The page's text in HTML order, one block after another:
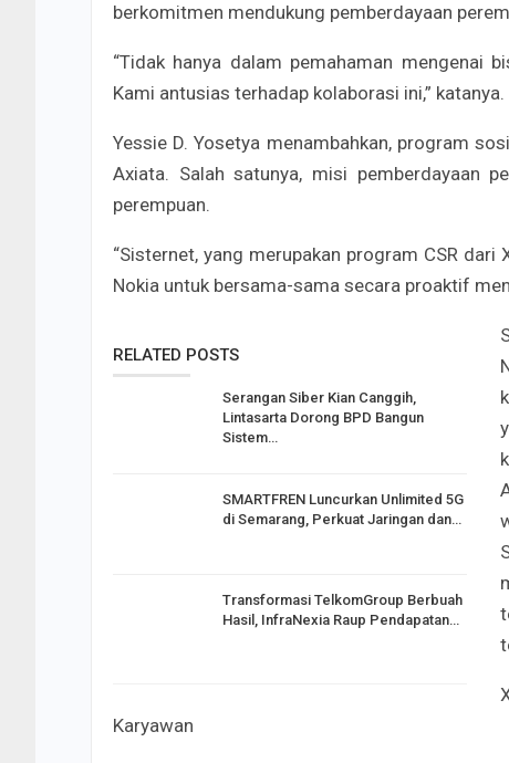
berkomitmen mendukung pemberdayaan
“Tidak hanya dalam pemahaman mengenai
Kami antusias terhadap kolaborasi ini,” katanya.
Yessie D. Yosetya menambahkan, program
Axiata. Salah satunya, misi pemberdayaan
perempuan.
“Sisternet, yang merupakan program CSR
Nokia untuk bersama-sama secara proaktif
RELATED POSTS
Serangan Siber Kian Canggih,
Lintasarta Dorong BPD Bangun
Sistem…
SMARTFREN Luncurkan Unlimited 5G
di Semarang, Perkuat Jaringan dan…
Transformasi TelkomGroup Berbuah
Hasil, InfraNexia Raup Pendapatan…
Karyawan